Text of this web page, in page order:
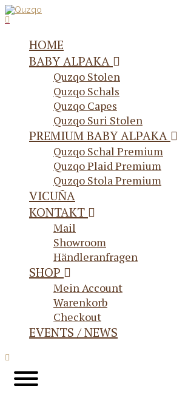
HOME
BABY ALPAKA
Quzqo Stolen
Quzqo Schals
Quzqo Capes
Quzqo Suri Stolen
PREMIUM BABY ALPAKA
Quzqo Schal Premium
Quzqo Plaid Premium
Quzqo Stola Premium
VICUÑA
KONTAKT
Mail
Showroom
Händleranfragen
SHOP
Mein Account
Warenkorb
Checkout
EVENTS / NEWS